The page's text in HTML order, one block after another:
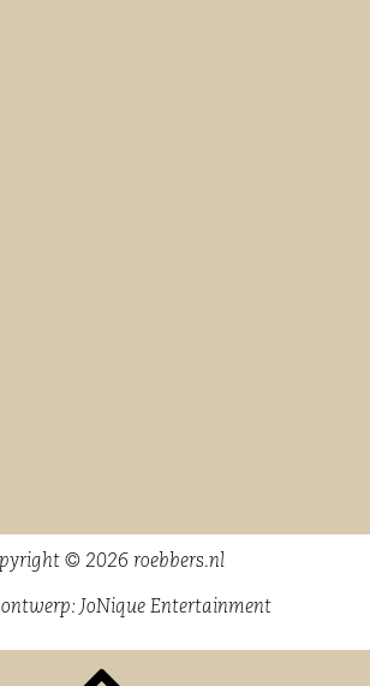
© 2026 roebbers.nl
JoNique Entertainment